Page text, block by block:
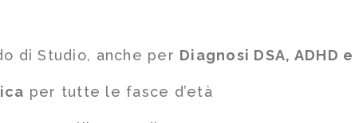
di Studio, anche per Diagnosi DSA, ADHD
per tutte le fasce d’età